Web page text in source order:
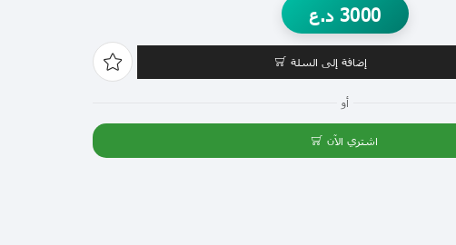
3000 د.ع
إضافة إلى السلة
أو
اشتري الآن